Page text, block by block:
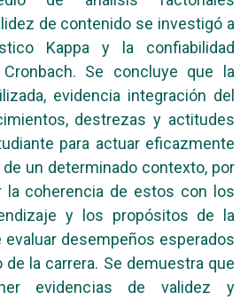
de contenido se investigó a
Kappa y la confiabilidad
Se concluye que la
evidencia integración del
destrezas y actitudes
para actuar eficazmente
un determinado contexto, por
la coherencia de estos con los
y los propósitos de la
evaluar desempeños esperados
la carrera. Se demuestra que
evidencias de validez y